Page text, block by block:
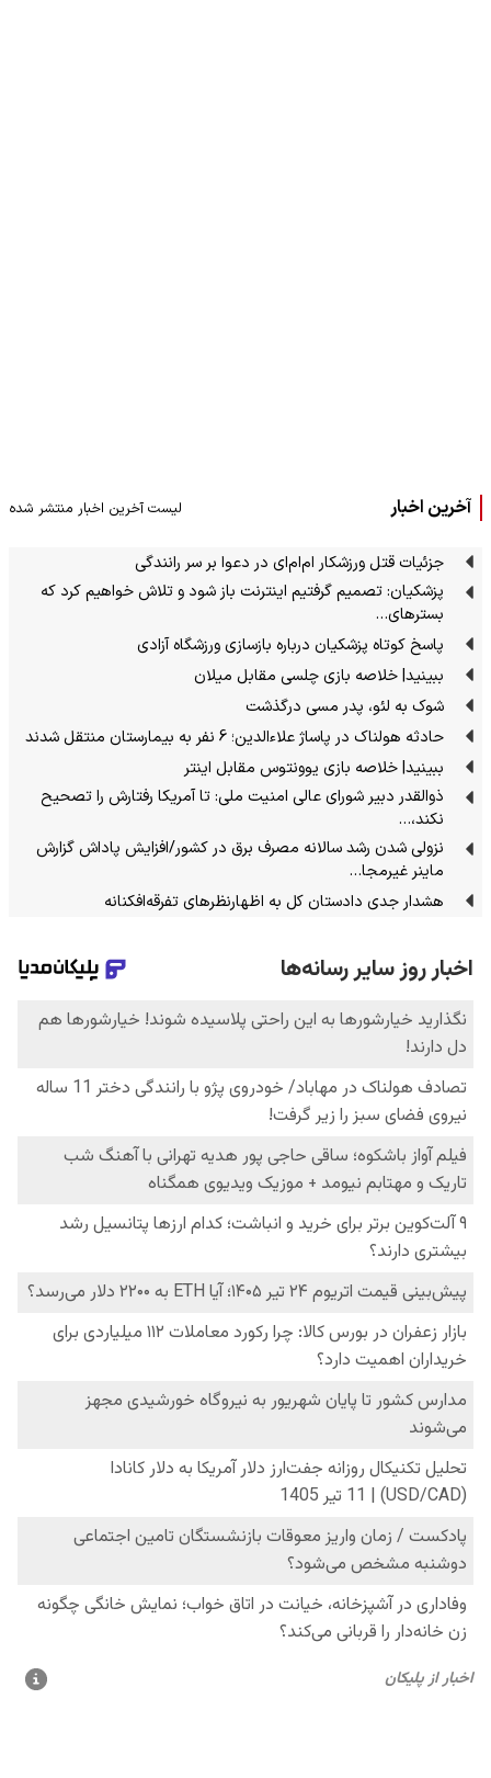
آخرین اخبار لیست آخرین اخبار منتشر شده
جزئیات قتل ورزشکار ام‌ام‌ای در دعوا بر سر رانندگی
پزشکیان: تصمیم گرفتیم اینترنت باز شود و تلاش خواهیم کرد که
بسترهای…
پاسخ کوتاه پزشکیان درباره بازسازی ورزشگاه آزادی
ببینید| خلاصه بازی چلسی مقابل میلان
شوک به لئو، پدر مسی درگذشت
حادثه هولناک در پاساژ علاءالدین؛ 6 نفر به بیمارستان منتقل شدند
ببینید| خلاصه بازی یوونتوس مقابل اینتر
ذوالقدر دبیر شورای عالی امنیت ملی: تا آمریکا رفتارش را تصحیح
نکند،…
نزولی شدن رشد سالانه مصرف برق در کشور/افزایش پاداش گزارش
ماینر غیرمجا…
هشدار جدی دادستان کل به اظهارنظرهای تفرقه‌افکنانه